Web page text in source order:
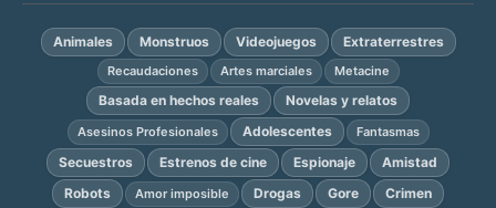
Animales Monstruos Videojuegos Extraterrestres
Recaudaciones Artes marciales Metacine
Basada en hechos reales Novelas y relatos
Asesinos Profesionales Adolescentes Fantasmas
Secuestros Estrenos de cine Espionaje
Amistad
Robots
Amor imposible Drogas Gore
Crimen